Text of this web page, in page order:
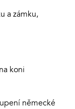
a zámku,
koni
německé